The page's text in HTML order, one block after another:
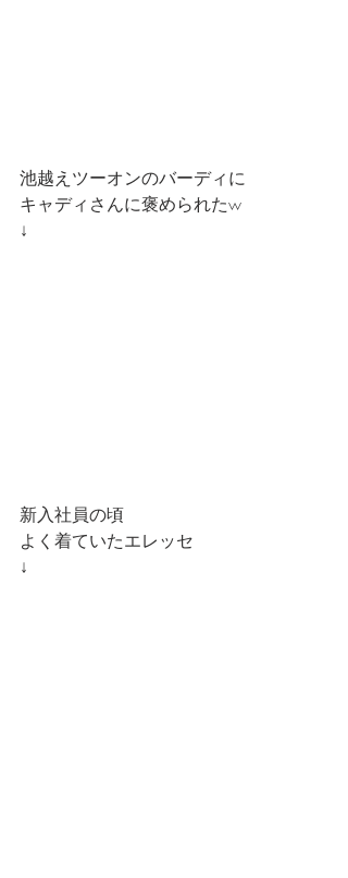
池越えツーオンのバーディに
キャディさんに褒められたw
↓
新入社員の頃
よく着ていたエレッセ
↓